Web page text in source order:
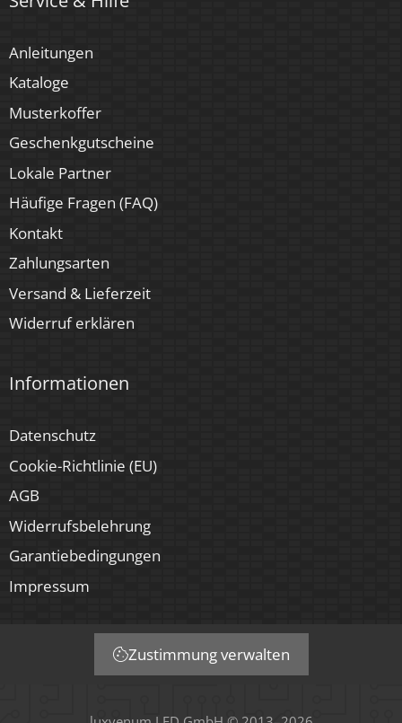
Anleitungen
Kataloge
Musterkoffer
Geschenkgutscheine
Lokale Partner
Häufige Fragen (FAQ)
Kontakt
Zahlungsarten
Versand & Lieferzeit
Widerruf erklären
Informationen
Datenschutz
Cookie-Richtlinie (EU)
AGB
Widerrufsbelehrung
Garantiebedingungen
Impressum
Zustimmung verwalten